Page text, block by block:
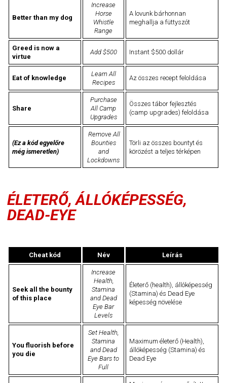
Better than my dog
Increase
Horse
Whistle
Range
A lovunk bárhonnan
meghallja a füttyszót
Greed is now a
virtue
Add $500 Instant $500 dollár
Eat of knowledge
Learn All
Recipes
Az összes recept feloldása
Share
Purchase
All Camp
Upgrades
Összes tábor fejlesztés
(camp upgrades) feloldása
(Ez a kód egyelőre
még ismeretlen)
Remove All
Bounties
and
Lockdowns
Törli az összes bountyt és
körözést a teljes térképen
ÉLETERŐ, ÁLLÓKÉPESSÉG,
DEAD-EYE
Cheat kód Név Leírás
Seek all the bounty
of this place
Increase
Health,
Stamina
and Dead
Eye Bar
Levels
Életerő (health), állóképesség
(Stamina) és Dead Eye
képesség növelése
You fluorish before
you die
Set Health,
Stamina
and Dead
Eye Bars to
Full
Maximum életerő (Health),
állóképesség (Stamina) és
Dead Eye